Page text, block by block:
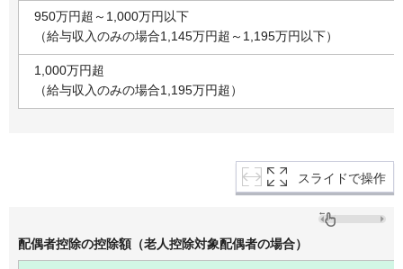
950万円超～1,000万円以下
（給与収入のみの場合1,145万円超～1,195万円以下）
1,000万円超
（給与収入のみの場合1,195万円超）
スライドで操作
配偶者控除の控除額（老人控除対象配偶者の場合）